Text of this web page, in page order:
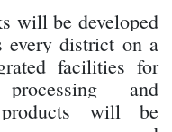
will be developed
every district on a
facilities for
and
will be